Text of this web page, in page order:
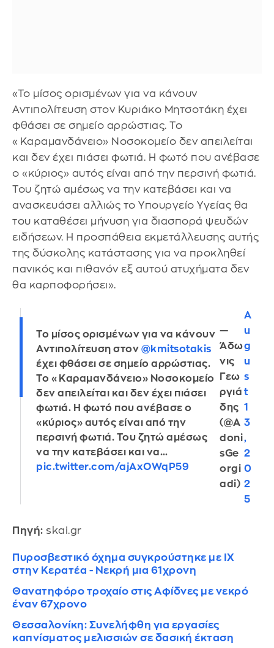
«Το μίσος ορισμένων για να κάνουν
Αντιπολίτευση στον Κυριάκο Μητσοτάκη έχει
φθάσει σε σημείο αρρώστιας. Το
«Καραμανδάνειο» Νοσοκομείο δεν απειλείται
και δεν έχει πιάσει φωτιά. Η φωτό που ανέβασε
ο «κύριος» αυτός είναι από την περσινή φωτιά.
Του ζητώ αμέσως να την κατεβάσει και να
ανασκευάσει αλλιώς το Υπουργείο Υγείας θα
του καταθέσει μήνυση για διασπορά ψευδών
ειδήσεων. Η προσπάθεια εκμετάλλευσης αυτής
της δύσκολης κατάστασης για να προκληθεί
πανικός και πιθανόν εξ αυτού ατυχήματα δεν
θα καρποφορήσει».
Το μίσος ορισμένων για να κάνουν
Αντιπολίτευση στον @kmitsotakis
έχει φθάσει σε σημείο αρρώστιας.
Το «Καραμανδάνειο» Νοσοκομείο
δεν απειλείται και δεν έχει πιάσει
φωτιά. Η φωτό που ανέβασε ο
«κύριος» αυτός είναι από την
περσινή φωτιά. Του ζητώ αμέσως
να την κατεβάσει και να…
pic.twitter.com/ajAxOWqP59
—
Άδω
νις
Γεω
ργιά
δης
(@A
doni
sGe
orgi
adi)
A
u
g
u
s
t
1
3
,
2
0
2
5
Πηγή: skai.gr
Πυροσβεστικό όχημα συγκρούστηκε με ΙΧ
στην Κερατέα - Νεκρή μια 61χρονη
Θανατηφόρο τροχαίο στις Αφίδνες με νεκρό
έναν 67χρονο
Θεσσαλονίκη: Συνελήφθη για εργασίες
καπνίσματος μελισσιών σε δασική έκταση